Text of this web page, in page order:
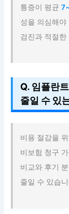
통증이 평균
성을 의심해
검진과 적절
Q. 임플란
줄일 수 있
비용 절감을
비보험 청구
비교와 후기
줄일 수 있습